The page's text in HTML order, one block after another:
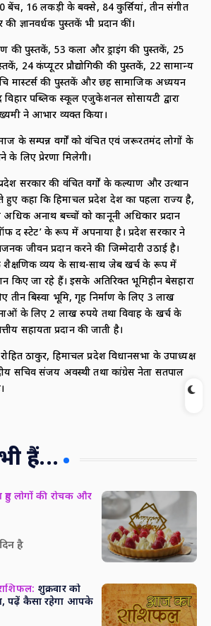
बेंच, 16 लकड़ी के बक्से, 84 कुर्सियां, तीन संगीत
की ज्ञानवर्धक पुस्तकें भी प्रदान कीं।
की पुस्तकें, 53 कला और ड्राइंग की पुस्तकें, 25
24 कंप्यूटर प्रौद्योगिकी की पुस्तकें, 22 सामान्य
मास्टर्स की पुस्तकें और छह सामाजिक अध्ययन
पब्लिक स्कूल एजुकेशनल सोसायटी द्वारा
ने आभार व्यक्त किया।
के सम्पन्न वर्गों को वंचित एवं जरूरतमंद लोगों के
लिए प्रेरणा मिलेगी।
सरकार की वंचित वर्गों के कल्याण और उत्थान
हुए कहा कि हिमाचल प्रदेश देश का पहला राज्य है,
अनाथ बच्चों को कानूनी अधिकार प्रदान
द स्टेट’ के रूप में अपनाया है। प्रदेश सरकार ने
जीवन प्रदान करने की जिम्मेदारी उठाई है।
के शैक्षणिक व्यय के साथ-साथ जेब खर्च के रूप में
किए जा रहे हैं। इसके अतिरिक्त भूमिहीन बेसहारा
तीन बिस्वा भूमि, गृह निर्माण के लिए 3 लाख
के लिए 2 लाख रुपये तथा विवाह के खर्च के
सहायता प्रदान की जाती है।
रोहित ठाकुर, हिमाचल प्रदेश विधानसभा के उपाध्यक्ष
सचिव संजय अवस्थी तथा कांग्रेस नेता सतपाल
हैं...
लोगों की रोचक और
है
शुक्रवार को
पढ़ें कैसा रहेगा आपके